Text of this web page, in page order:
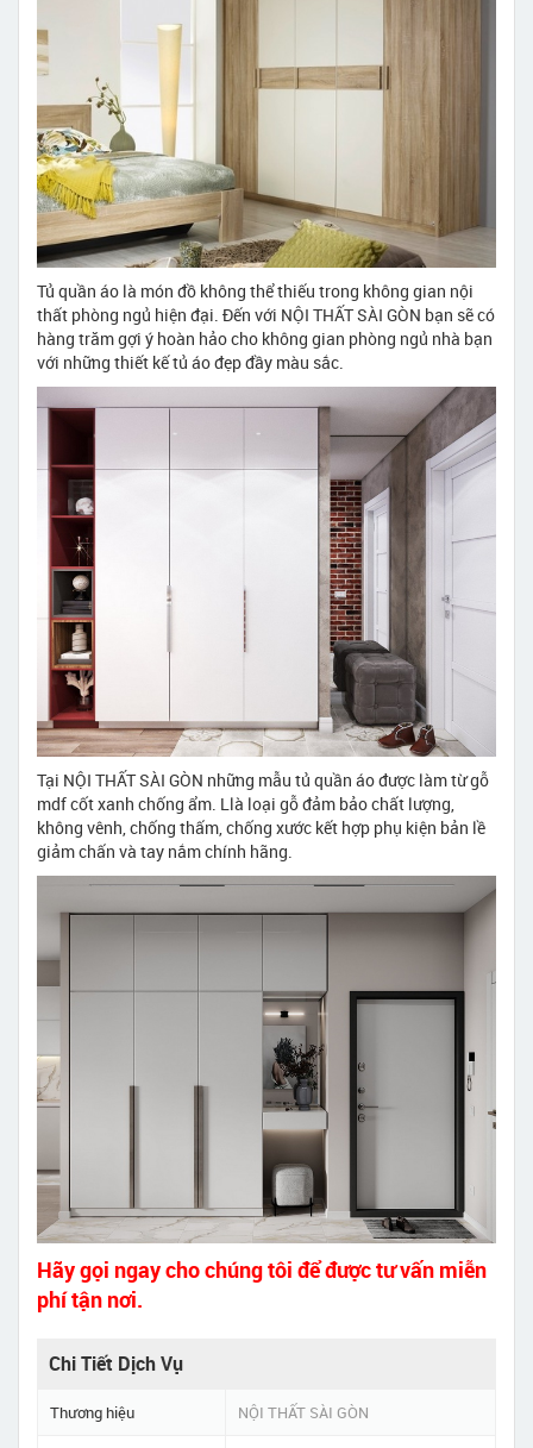
Tủ quần áo là món đồ không thể thiếu trong không gian nội
thất phòng ngủ hiện đại. Đến với NỘI THẤT SÀI GÒN bạn sẽ có
hàng trăm gợi ý hoàn hảo cho không gian phòng ngủ nhà bạn
với những thiết kế tủ áo đẹp đầy màu sắc.
Tại NỘI THẤT SÀI GÒN những mẫu tủ quần áo được làm từ gỗ
mdf cốt xanh chống ẩm. Llà loại gỗ đảm bảo chất lượng,
không vênh, chống thấm, chống xước kết hợp phụ kiện bản lề
giảm chấn và tay nắm chính hãng.
Hãy gọi ngay cho chúng tôi để được tư vấn miễn
phí tận nơi.
Chi Tiết Dịch Vụ
Thương hiệu NỘI THẤT SÀI GÒN